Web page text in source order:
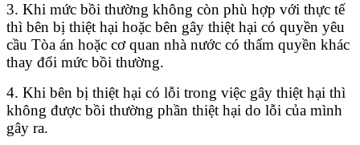
3. Khi mức bồi thường không còn phù hợp với thực tế
thì bên bị thiệt hại hoặc bên gây thiệt hại có quyền yêu
cầu Tòa án hoặc cơ quan nhà nước có thẩm quyền khác
thay đổi mức bồi thường.
4. Khi bên bị thiệt hại có lỗi trong việc gây thiệt hại thì
không được bồi thường phần thiệt hại do lỗi của mình
gây ra.